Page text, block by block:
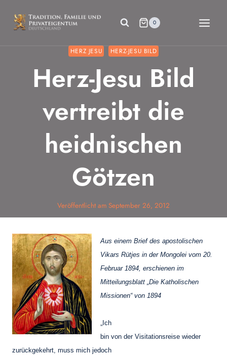
Inhalt
springen
0
HERZ JESU HERZ-JESU BILD
Herz-Jesu Bild
vertreibt die
heidnischen
Götzen
Veröffentlicht am September 26, 2012
Aus einem Brief des apostolischen
Vikars Rütjes in der Mongolei vom 20.
Februar 1894, erschienen im
Mitteilungsblatt „Die Katholischen
Missionen“ von 1894
„Ich
bin von der Visitationsreise wieder
zurückgekehrt, muss mich jedoch